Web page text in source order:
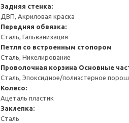
Задняя стенка:
ДВП, Акриловая краска
Передняя обвязка:
Сталь, Гальванизация
Петля со встроенным стопором
Сталь, Никелирование
Проволочная корзина Основные
Сталь, Эпоксидное/полиэстерное
Колесо:
Ацеталь пластик
Заклепка:
Сталь